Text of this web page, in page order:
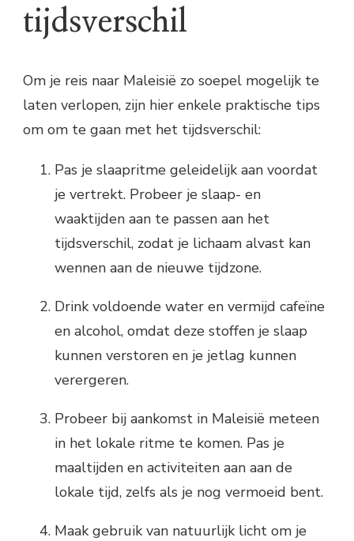
tijdsverschil
Om je reis naar Maleisië zo soepel mogelijk te
laten verlopen, zijn hier enkele praktische tips
om om te gaan met het tijdsverschil:
Pas je slaapritme geleidelijk aan voordat
je vertrekt. Probeer je slaap- en
waaktijden aan te passen aan het
tijdsverschil, zodat je lichaam alvast kan
wennen aan de nieuwe tijdzone.
Drink voldoende water en vermijd cafeïne
en alcohol, omdat deze stoffen je slaap
kunnen verstoren en je jetlag kunnen
verergeren.
Probeer bij aankomst in Maleisië meteen
in het lokale ritme te komen. Pas je
maaltijden en activiteiten aan aan de
lokale tijd, zelfs als je nog vermoeid bent.
Maak gebruik van natuurlijk licht om je